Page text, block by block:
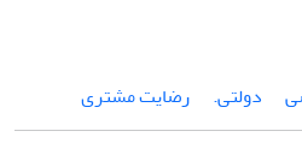
دولتی. رضایت مشتری